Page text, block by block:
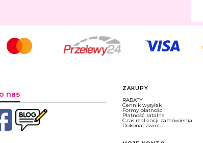
nas Linki w stopce
ZAKUPY
RABATY
Cennik wysyłek
Formy płatności
Płatność ratalna
Czas realizacji zamówienia
Dokonaj zwrotu